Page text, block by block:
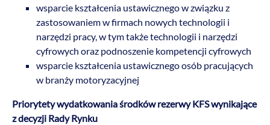
wsparcie kształcenia ustawicznego w związku z
zastosowaniem w firmach nowych technologii i
narzędzi pracy, w tym także technologii i narzędzi
cyfrowych oraz podnoszenie kompetencji cyfrowych
wsparcie kształcenia ustawicznego osób pracujących
w branży motoryzacyjnej
Priorytety wydatkowania środków rezerwy KFS wynikające
z decyzji Rady Rynku